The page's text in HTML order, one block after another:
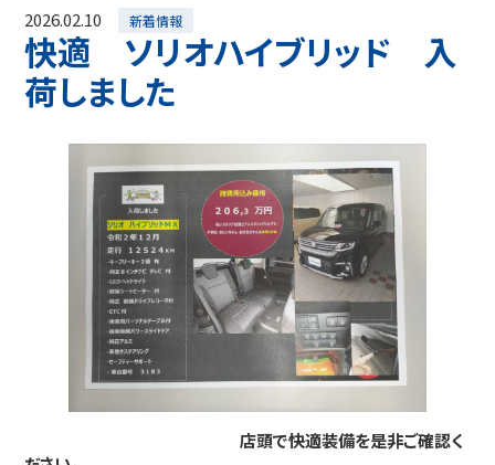
2026.02.10 新着情報
快適 ソリオハイブリッド 入
荷しました
店頭で快適装備を是非ご確認く